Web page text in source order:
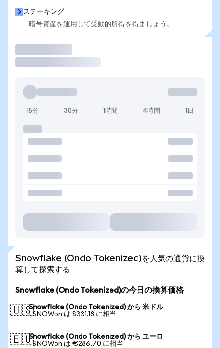
ステーキング
暗号資産を運用して受動的所得を得ましょう。
15分 30分 1時間 4時間 1日
Snowflake (Ondo Tokenized)を人気の通貨に換
算して探索する
Snowflake (Ondo Tokenized)の今日の換算価格
🇺🇸Snowflake (Ondo Tokenized) から 米ドル
1 SNOWon は $331.18 に相当
🇪🇺Snowflake (Ondo Tokenized) から ユーロ
1 SNOWon は €286.70 に相当